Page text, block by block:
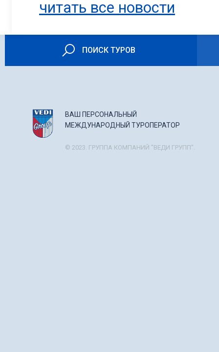
читать все новости
ПОИСК ТУРОВ
ВАШ ПЕРСОНАЛЬНЫЙ
МЕЖДУНАРОДНЫЙ ТУРОПЕРАТОР
© 2023. ГРУППА КОМПАНИЙ "ВЕДИ ГРУПП".